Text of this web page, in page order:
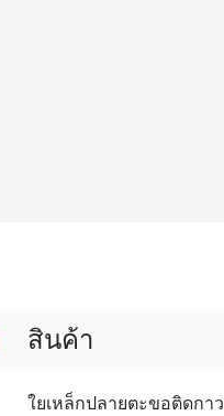
สินค้า
ใยเหล็กปลายตะขอติดกาว